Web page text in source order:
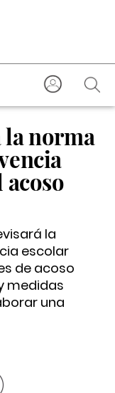
la norma
la
escolar
de acoso
medidas
una